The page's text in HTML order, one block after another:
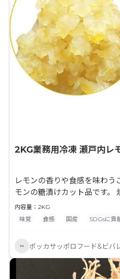
2KG業務用冷凍 瀬戸内レ
レモンの香りや食感を味わう
モンの糖漬けカット品です。
でご使用いただくと、爽やか
をお楽しみいただけます。
内容量：2KG
味覚
食感 国産 SDGsに貢
ポッカサッポロフード&ビバ